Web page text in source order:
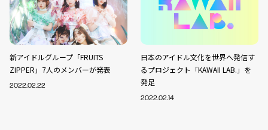
新アイドルグループ「FRUITS
ZIPPER」7人のメンバーが発表
2022.02.22
日本のアイドル文化を世界へ発信す
るプロジェクト「KAWAII LAB.」を
発足
2022.02.14